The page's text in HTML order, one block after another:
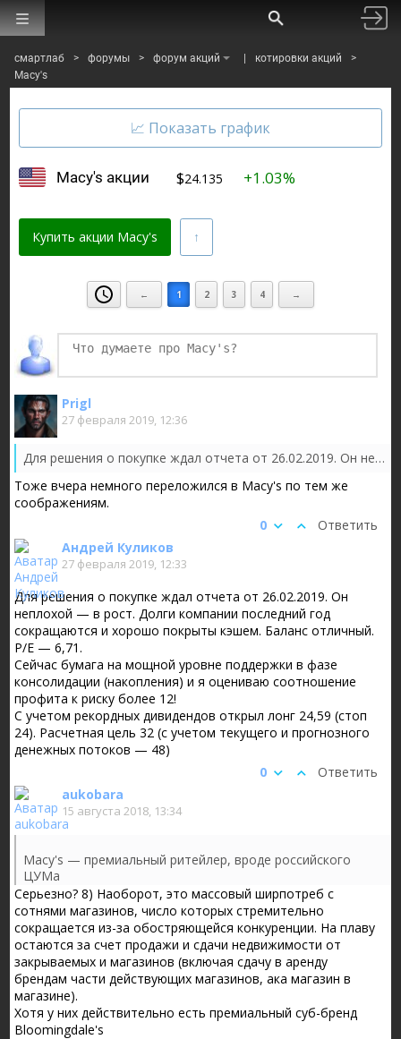
смартлаб > форумы > форум акций котировки акций
>
Macy's
Macy's акции $24.135 +1.03%
Купить акции Macy's
Финаме
БКС Мир Инвестиций
← 1 2 3 4 →
Prigl
27 февраля 2019, 12:36
Для решения о покупке ждал отчета от 26.02.2019. Он неплохой — в рост. Долги компании последний год сокращаются и хорошо покрыты кэшем. Баланс отличный. P/E — 6,71.
Тоже вчера немного переложился в Macy's по тем же
соображениям.
Ответить
0
Андрей Куликов
27 февраля 2019, 12:33
Для решения о покупке ждал отчета от 26.02.2019. Он
неплохой — в рост. Долги компании последний год
сокращаются и хорошо покрыты кэшем. Баланс отличный.
P/E — 6,71.
Сейчас бумага на мощной уровне поддержки в фазе
консолидации (накопления) и я оцениваю соотношение
профита к риску более 12!
С учетом рекордных дивидендов открыл лонг 24,59 (стоп
24). Расчетная цель 32 (с учетом текущего и прогнозного
денежных потоков — 48)
Ответить
0
aukobara
15 августа 2018, 13:34
Macy's — премиальный ритейлер, вроде российского
ЦУМа
Серьезно? 8) Наоборот, это массовый ширпотреб с
сотнями магазинов, число которых стремительно
сокращается из-за обостряющейся конкуренции. На плаву
остаются за счет продажи и сдачи недвижимости от
закрываемых и магазинов (включая сдачу в аренду
брендам части действующих магазинов, ака магазин в
магазине).
Хотя у них действительно есть премиальный суб-бренд
Bloomingdale's